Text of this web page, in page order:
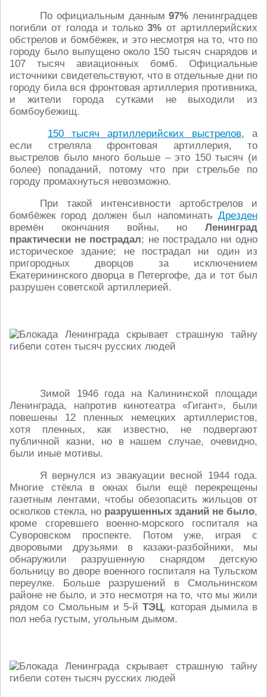
По официальным данным97% ленинградцев
погибли от голода и только3% от артиллерийских
обстрелов и бомбёжек, и это несмотря на то, что по
городу было выпущено около 150 тысяч снарядов и
107 тысяч авиационных бомб. Официальные
источники свидетельствуют, что в отдельные дни по
городу била вся фронтовая артиллерия противника,
и жители города сутками не выходили из
бомбоубежищ.
150 тысяч артиллерийских выстрелов, а
если стреляла фронтовая артиллерия, то
выстрелов было много больше – это 150 тысяч (и
более) попаданий, потому что при стрельбе по
городу промахнуться невозможно.
При такой интенсивности артобстрелов и
бомбёжек город должен был напоминать Дрезден
времён окончания войны, но Ленинград
практически не пострадал; не пострадало ни одно
историческое здание; не пострадал ни один из
пригородных дворцов за исключением
Екатерининского дворца в Петергофе, да и тот был
разрушен советской артиллерией.
Зимой 1946 года на Калининской площади
Ленинграда, напротив кинотеатра «Гигант», были
повешены 12 пленных немецких артиллеристов,
хотя пленных, как известно, не подвергают
публичной казни, но в нашем случае, очевидно,
были иные мотивы.
Я вернулся из эвакуации весной 1944 года.
Многие стёкла в окнах были ещё перекрещены
газетным лентами, чтобы обезопасить жильцов от
осколков стекла, но разрушенных зданий не было,
кроме сгоревшего военно-морского госпиталя на
Суворовском проспекте. Потом уже, играя с
дворовыми друзьями в казаки-разбойники, мы
обнаружили разрушенную снарядом детскую
больницу во дворе военного госпиталя на Тульском
переулке. Больше разрушений в Смольнинском
районе не было, и это несмотря на то, что мы жили
рядом со Смольным и 5-йТЭЦ, которая дымила в
пол неба густым, угольным дымом.